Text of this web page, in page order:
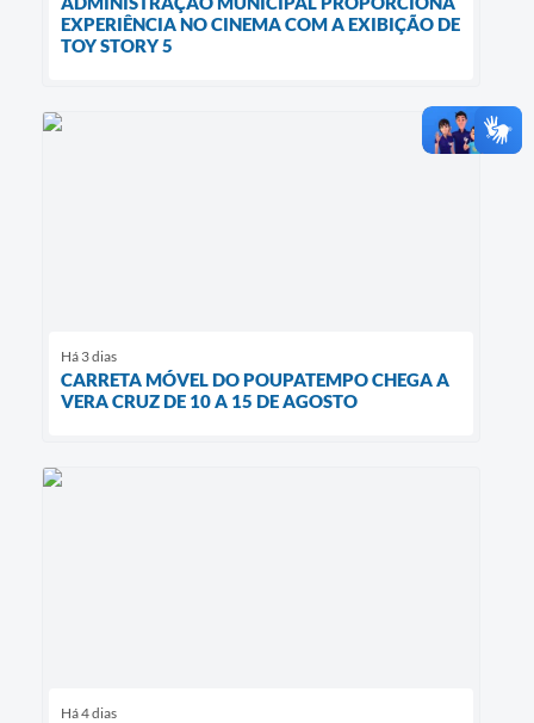
EXPERIÊNCIA NO CINEMA COM A EXIBIÇÃO DE
TOY STORY 5
Há 3 dias
CARRETA MÓVEL DO POUPATEMPO CHEGA A
VERA CRUZ DE 10 A 15 DE AGOSTO
Há 4 dias